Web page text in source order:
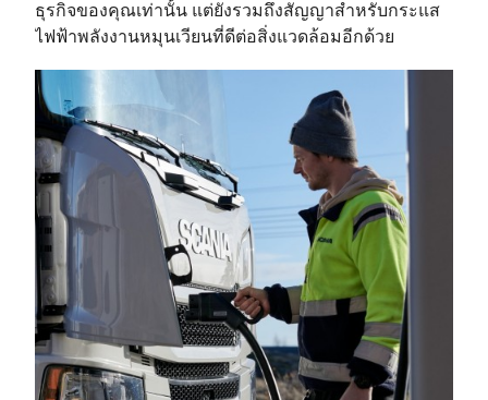
ธุรกิจของคุณเท่านั้น แต่ยังรวมถึงสัญญาสำหรับกระแส
ไฟฟ้าพลังงานหมุนเวียนที่ดีต่อสิ่งแวดล้อมอีกด้วย